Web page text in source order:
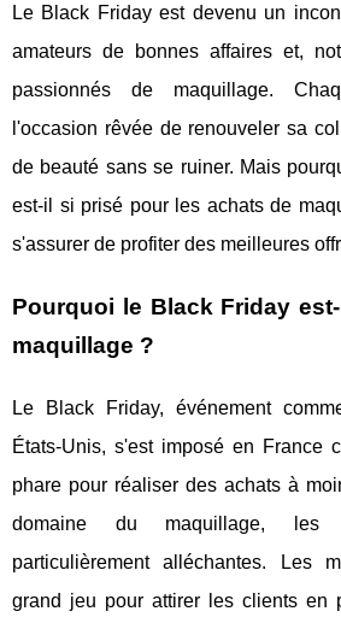
Le Black Friday est devenu un
amateurs de bonnes affaires et,
passionnés de maquillage.
l'occasion rêvée de renouveler sa
de beauté sans se ruiner. Mais
est-il si prisé pour les achats de
s'assurer de profiter des meilleures
Pourquoi le Black Friday
maquillage ?
Le Black Friday, événement
États-Unis, s'est imposé en France
phare pour réaliser des achats à
domaine du maquillage, les
particulièrement alléchantes. Les
grand jeu pour attirer les clients en